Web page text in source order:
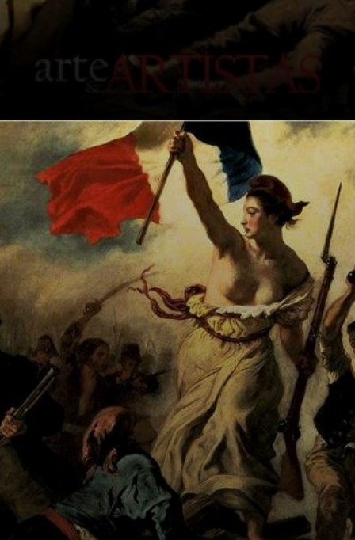
La Libertad,
encarnada en una
mujer, es la figura
más impactante
de la pintura.